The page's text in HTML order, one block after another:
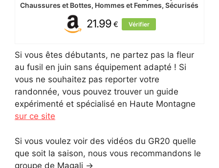
Chaussures et Bottes, Hommes et Femmes, Sécurisés
21.99€ Vérifier
Si vous êtes débutants, ne partez pas la fleur
au fusil en juin sans équipement adapté ! Si
vous ne souhaitez pas reporter votre
randonnée, vous pouvez trouver un guide
expérimenté et spécialisé en Haute Montagne
sur ce site
Si vous voulez voir des vidéos du GR20 quelle
que soit la saison, nous vous recommandons le
groupe de Magali ->